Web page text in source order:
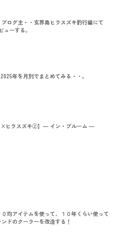
ブログ主・・玄界島ヒラスズキ釣行編にて
ューする。
年を月別でまとめてみる・・。
月×ヒラスズキ②】― イン・ブルーム ―
均アイテムを使って、１０年くらい使って
ドのクーラーを改造する！